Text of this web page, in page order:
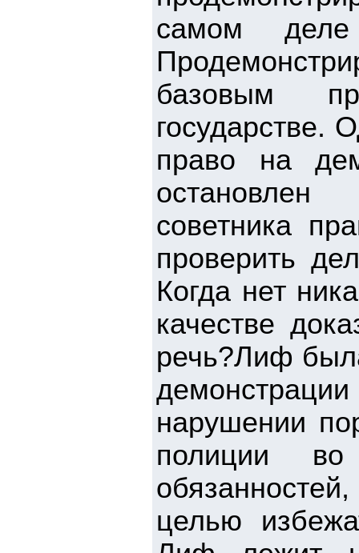
самом деле
базовым
государстве.
право на
остановлен
советника
проверить
Когда нет
качестве
речь?Лиф
нарушении
полиции
целью